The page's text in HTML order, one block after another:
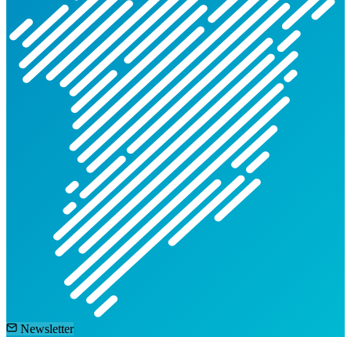
Newsletter